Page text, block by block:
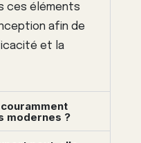
ces éléments
afin de
et la
modernes ?